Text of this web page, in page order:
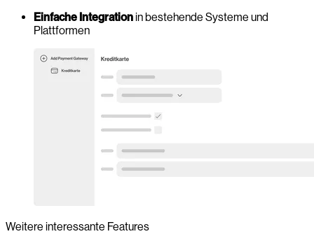
Einfache Integrationin bestehende Systeme und
Plattformen
Weitere interessante Features